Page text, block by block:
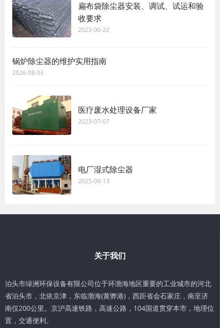
扁布袋除尘器安装、调试、试运和验
收要求
2023-06-22
锅炉除尘器的维护实用指南
2026-08-03
医疗废水处理设备厂家
2023-07-07
电厂湿式除尘器
2025-08-13
关于我们
泊头市绿洲环保设备有限公司位于环渤海地区重要的工业城市的河北
省泊头市，北依京津，东临渤海(黄骅港)，西距省会石家庄，南至济
南仅200公里。京沪高速铁路，高速公路，104国道贯穿本市，地理位
置，交通便利。